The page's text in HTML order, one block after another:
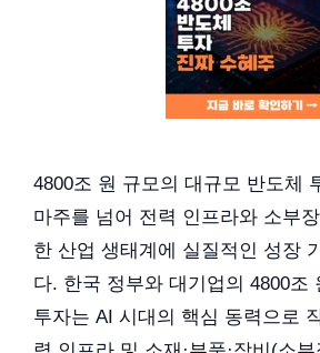
4800조 원 규모의 대규모 반도체
마주를 넘어 전력 인프라와 소부
한 산업 생태계에 실질적인 성장
다. 한국 정부와 대기업의 4800조
투자는 AI 시대의 핵심 동력으로